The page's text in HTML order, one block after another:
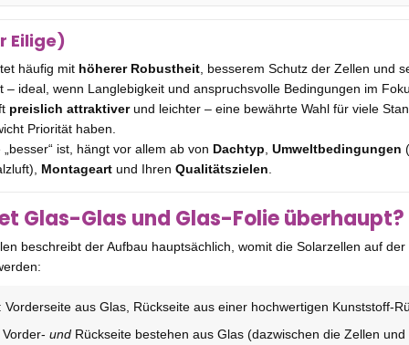
Eilige)
häufig mit höherer Robustheit , besserem Schutz der Zellen und
– ideal, wenn Langlebigkeit und anspruchsvolle Bedingungen im
preislich attraktiverund leichter – eine bewährte Wahl für viele
Priorität haben.
ist, hängt vor allem ab von Dachtyp Umweltbedingungen
Montageart und Ihren Qualitätszielen
Glas-Glas und Glas-Folie überhaupt?
beschreibt der Aufbau hauptsächlich, womit die Solarzellen auf
Vorderseite aus Glas, Rückseite aus einer hochwertigen Kunststoff-
Vorder- und Rückseite bestehen aus Glas (dazwischen die Zellen und